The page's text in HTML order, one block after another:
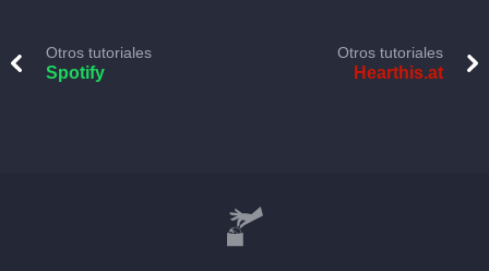
Otros tutoriales
Spotify
Otros tutoriales
Hearthis.at